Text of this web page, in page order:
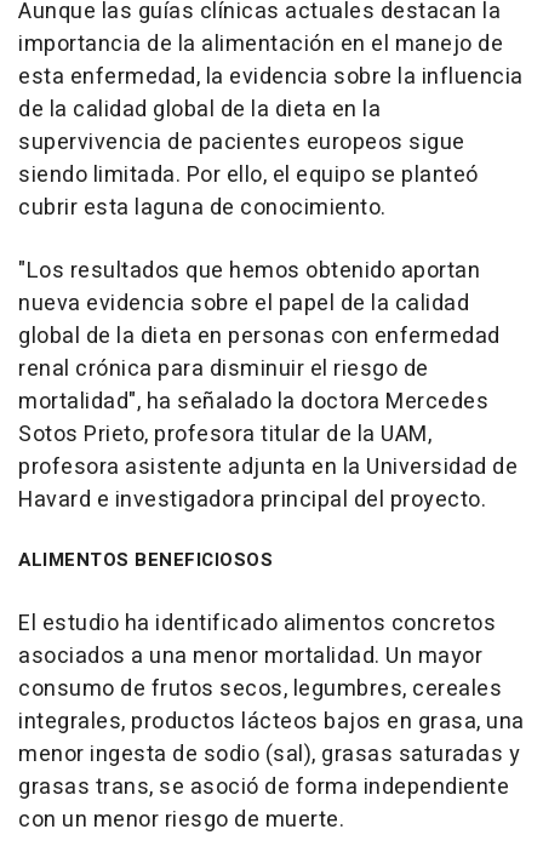
Aunque las guías clínicas actuales destacan la
importancia de la alimentación en el manejo de
esta enfermedad, la evidencia sobre la influencia
de la calidad global de la dieta en la
supervivencia de pacientes europeos sigue
siendo limitada. Por ello, el equipo se planteó
cubrir esta laguna de conocimiento.
"Los resultados que hemos obtenido aportan
nueva evidencia sobre el papel de la calidad
global de la dieta en personas con enfermedad
renal crónica para disminuir el riesgo de
mortalidad", ha señalado la doctora Mercedes
Sotos Prieto, profesora titular de la UAM,
profesora asistente adjunta en la Universidad de
Havard e investigadora principal del proyecto.
ALIMENTOS BENEFICIOSOS
El estudio ha identificado alimentos concretos
asociados a una menor mortalidad. Un mayor
consumo de frutos secos, legumbres, cereales
integrales, productos lácteos bajos en grasa, una
menor ingesta de sodio (sal), grasas saturadas y
grasas trans, se asoció de forma independiente
con un menor riesgo de muerte.